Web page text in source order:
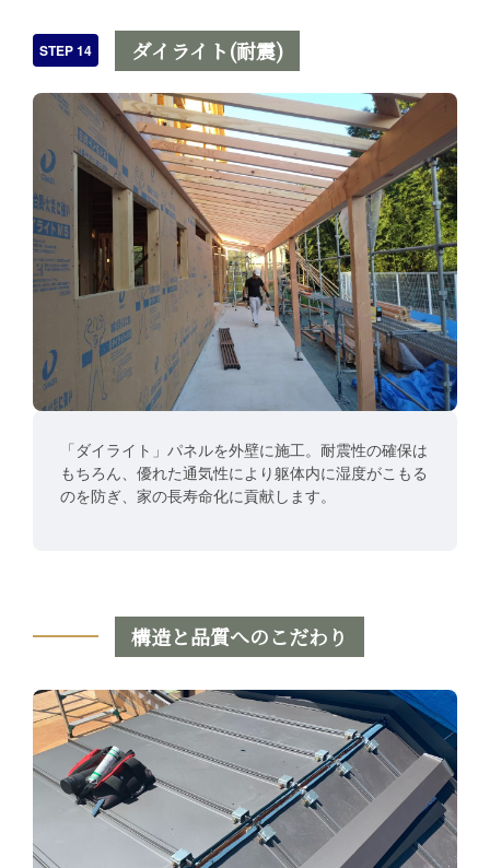
STEP 14 ダイライト(耐震)
「ダイライト」パネルを外壁に施工。耐震性の確保は
もちろん、優れた通気性により躯体内に湿度がこもる
のを防ぎ、家の長寿命化に貢献します。
構造と品質へのこだわり